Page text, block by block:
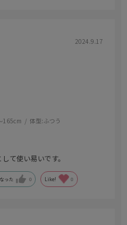
2024.9.17
165cm 体型:ふつう
て使い易いです。
った 0 Like! 0